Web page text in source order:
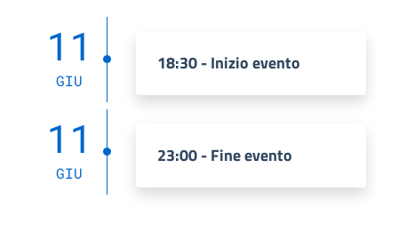
11
GIU
18:30 - Inizio evento
11
GIU
23:00 - Fine evento